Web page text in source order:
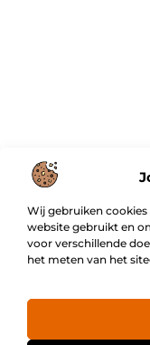
Wij gebruiken
website gebruikt en
voor verschillende
het meten van het